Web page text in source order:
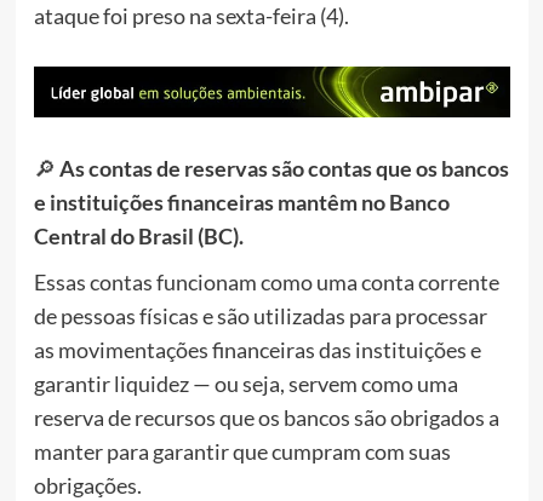
ataque foi preso na sexta-feira (4).
🔎 As contas de reservas são contas que os bancos
e instituições financeiras mantêm no Banco
Central do Brasil (BC).
Essas contas funcionam como uma conta corrente
de pessoas físicas e são utilizadas para processar
as movimentações financeiras das instituições e
garantir liquidez — ou seja,servem como uma
reserva de recursos que os bancos são obrigados a
manter para garantir que cumpram com suas
obrigações.